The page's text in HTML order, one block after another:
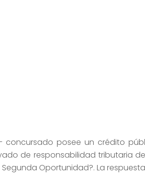
concursado posee un crédito
de responsabilidad tributaria de
Oportunidad?. La respuesta